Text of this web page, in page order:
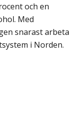
och en
Med
snarast arbeta
i Norden.